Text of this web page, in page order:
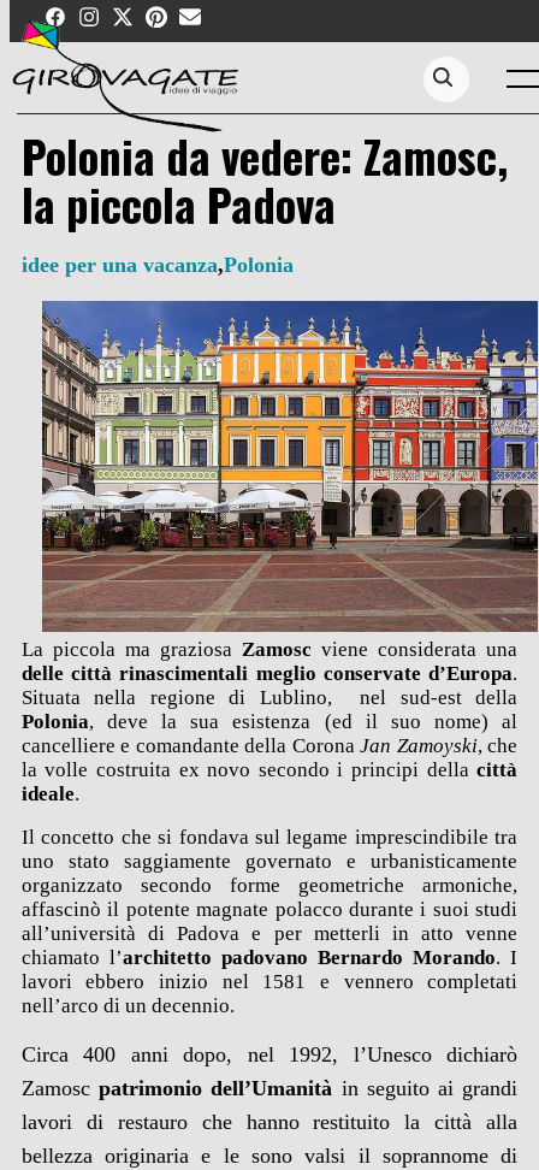
content
Search...
Polonia da vedere: Zamosc,
la piccola Padova
idee per una vacanza,Polonia
La piccola ma graziosaZamosc viene considerata una
delle città rinascimentali meglio conservate d’Europa.
Situata nella regione di Lublino, nel sud-est della
Polonia, deve la sua esistenza (ed il suo nome) al
cancelliere e comandante della CoronaJan Zamoyski, che
la volle costruita ex novo secondo i principi dellacittà
ideale.
Il concetto che si fondava sul legame imprescindibile tra
uno stato saggiamente governato e urbanisticamente
organizzato secondo forme geometriche armoniche,
affascinò il potente magnate polacco durante i suoi studi
all’università di Padova e per metterli in atto venne
chiamato l’architetto padovano Bernardo Morando. I
lavori ebbero inizio nel 1581 e vennero completati
nell’arco di un decennio.
Circa 400 anni dopo, nel 1992, l’Unesco dichiarò
Zamosc patrimonio dell’Umanità in seguito ai grandi
lavori di restauro che hanno restituito la città alla
bellezza originaria e le sono valsi il soprannome di